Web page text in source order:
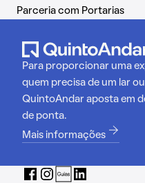
Parceria com Portarias
Para proporcionar uma
quem precisa de um lar
QuintoAndar aposta em
de ponta.
Mais informações